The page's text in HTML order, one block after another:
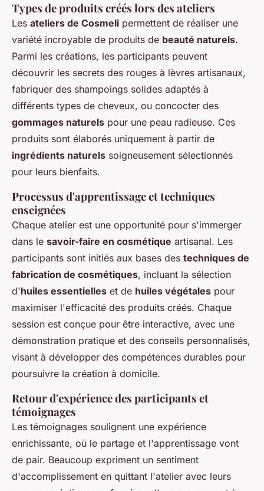
Types de produits créés lors des ateliers
Les ateliers de Cosmeli permettent de réaliser une
variété incroyable de produits de beauté naturels.
Parmi les créations, les participants peuvent
découvrir les secrets des rouges à lèvres artisanaux,
fabriquer des shampoings solides adaptés à
différents types de cheveux, ou concocter des
gommages naturels pour une peau radieuse. Ces
produits sont élaborés uniquement à partir de
ingrédients naturels soigneusement sélectionnés
pour leurs bienfaits.
Processus d'apprentissage et techniques
enseignées
Chaque atelier est une opportunité pour s'immerger
dans le savoir-faire en cosmétique artisanal. Les
participants sont initiés aux bases des techniques de
fabrication de cosmétiques, incluant la sélection
d'huiles essentielles et de huiles végétales pour
maximiser l'efficacité des produits créés. Chaque
session est conçue pour être interactive, avec une
démonstration pratique et des conseils personnalisés,
visant à développer des compétences durables pour
poursuivre la création à domicile.
Retour d'expérience des participants et
témoignages
Les témoignages soulignent une expérience
enrichissante, où le partage et l'apprentissage vont
de pair. Beaucoup expriment un sentiment
d'accomplissement en quittant l'atelier avec leurs